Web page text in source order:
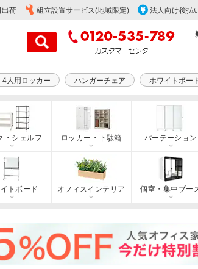
出荷 組立設置サービス(地域限定) 法人向け後払
4人用ロッカー ハンガーチェア ホワイトボー
・シェルフ ロッカー・下駄箱 パーテーション
トボード オフィスインテリア 個室・集中ブー